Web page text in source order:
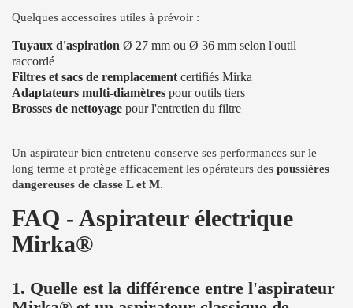
Quelques accessoires utiles à prévoir :
Tuyaux d'aspiration Ø 27 mm ou Ø 36 mm selon l'outil
raccordé
Filtres et sacs de remplacement certifiés Mirka
Adaptateurs multi-diamètres pour outils tiers
Brosses de nettoyage pour l'entretien du filtre
Un aspirateur bien entretenu conserve ses performances sur le
long terme et protège efficacement les opérateurs des poussières
dangereuses de classe L et M.
FAQ - Aspirateur électrique
Mirka®
1. Quelle est la différence entre l'aspirateur